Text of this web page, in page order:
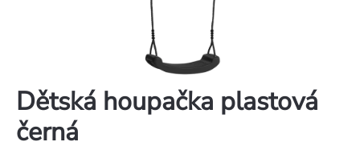
Dětská houpačka plastová
černá